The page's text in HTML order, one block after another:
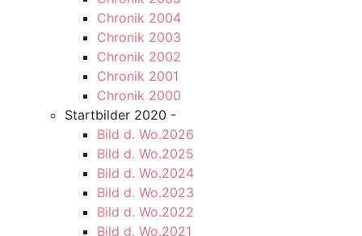
Chronik 2004
Chronik 2003
Chronik 2002
Chronik 2001
Chronik 2000
Startbilder 2020 -
Bild d. Wo.2026
Bild d. Wo.2025
Bild d. Wo.2024
Bild d. Wo.2023
Bild d. Wo.2022
Bild d. Wo.2021